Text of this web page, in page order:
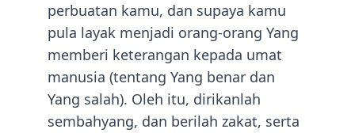
perbuatan kamu, dan supaya kamu
pula layak menjadi orang-orang Yang
memberi keterangan kepada umat
manusia (tentang Yang benar dan
Yang salah). Oleh itu, dirikanlah
sembahyang, dan berilah zakat, serta